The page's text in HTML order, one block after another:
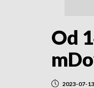
Od
2023-07-13